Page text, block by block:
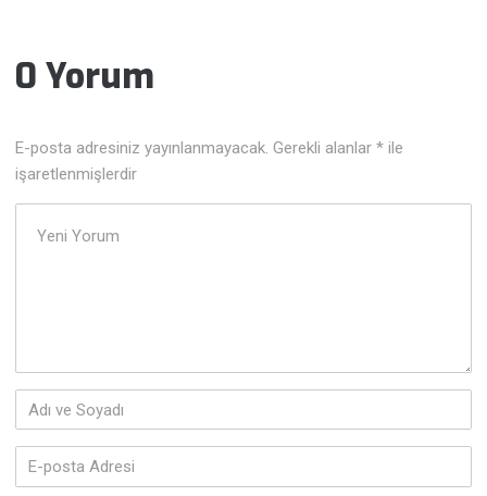
0 Yorum
E-posta adresiniz yayınlanmayacak. Gerekli alanlar* ile
işaretlenmişlerdir
Adı
ve
Soyadı*
E-
posta